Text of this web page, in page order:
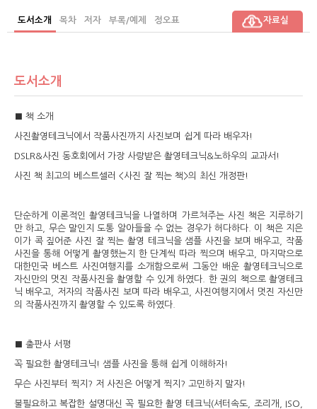
도서소개 목차 저자 부록/예제 정오표 자료실
도서소개
■ 책 소개
사진촬영테크닉에서 작품사진까지 사진보며 쉽게 따라 배우자!
DSLR&사진 동호회에서 가장 사랑받은 촬영테크닉&노하우의 교과서!
사진 책 최고의 베스트셀러 <사진 잘 찍는 책>의 최신 개정판!
단순하게 이론적인 촬영테크닉을 나열하며 가르쳐주는 사진 책은 지루하기
만 하고, 무슨 말인지 도통 알아들을 수 없는 경우가 허다하다. 이 책은 지은
이가 콕 짚어준 사진 잘 찍는 촬영 테크닉을 샘플 사진을 보며 배우고, 작품
사진을 통해 어떻게 촬영했는지 한 단계씩 따라 찍으며 배우고, 마지막으로
대한민국 베스트 사진여행지를 소개함으로써 그동안 배운 촬영테크닉으로
자신만의 멋진 작품사진을 촬영할 수 있게 하였다. 한 권의 책으로 촬영테크
닉 배우고, 저자의 작품사진 보며 따라 배우고, 사진여행지에서 멋진 자신만
의 작품사진까지 촬영할 수 있도록 하였다.
■ 출판사 서평
꼭 필요한 촬영테크닉! 샘플 사진을 통해 쉽게 이해하자!
무슨 사진부터 찍지? 저 사진은 어떻게 찍지? 고민하지 말자!
불필요하고 복잡한 설명대신 꼭 필요한 촬영 테크닉(셔터속도, 조리개, ISO,